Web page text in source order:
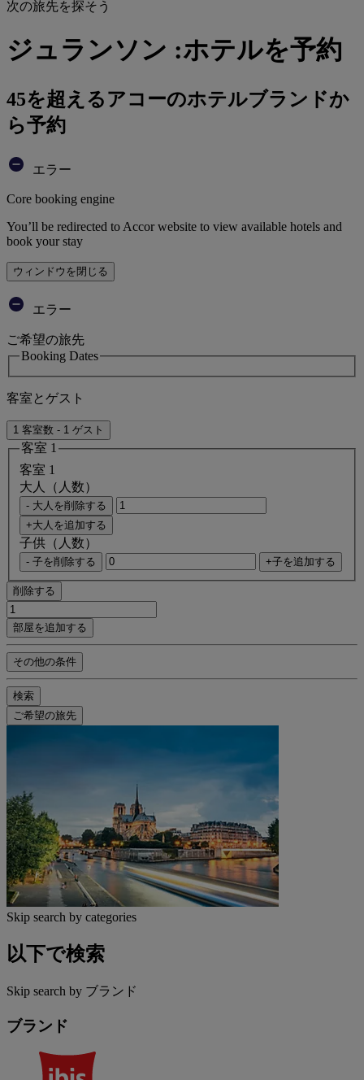
次の旅先を探そう
ジュランソン :ホテルを予約
45を超えるアコーのホテルブランドか
ら予約
エラー
Core booking engine
You’ll be redirected to Accor website to view available hotels and
book your stay
ウィンドウを閉じる
エラー
ご希望の旅先
Booking Dates
客室とゲスト
1 客室数 - 1 ゲスト
客室 1
客室 1
大人（人数）
- 大人を削除する
+大人を追加する
子供（人数）
- 子を削除する +子を追加する
削除する
部屋を追加する
その他の条件
検索
ご希望の旅先
Skip search by categories
以下で検索
Skip search by ブランド
ブランド